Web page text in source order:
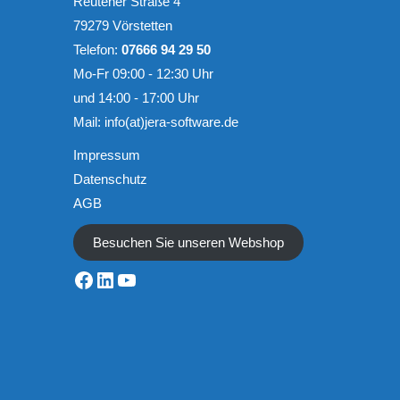
79279 Vörstetten
Telefon: 07666 94 29 50
Mo-Fr 09:00 - 12:30 Uhr
und 14:00 - 17:00 Uhr
Mail: info(at)jera-software.de
Impressum
Datenschutz
AGB
Besuchen Sie unseren Webshop
Facebook LinkedIn YouTube